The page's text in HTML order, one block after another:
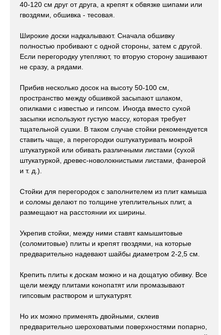
40-120 см друг от друга, а крепят к обвязке шипами или
гвоздями, обшивка - тесовая.
Широкие доски надкалывают. Сначала обшивку
полностью пробивают с одной стороны, затем с другой.
Если перегородку утепляют, то вторую сторону зашивают
не сразу, а рядами.
Прибив несколько досок на высоту 50-100 см,
пространство между обшивкой засыпают шлаком,
опилками с известью и гипсом. Иногда вместо сухой
засыпки используют густую массу, которая требует
тщательной сушки. В таком случае стойки рекомендуется
ставить чаще, а перегородки оштукатуривать мокрой
штукатуркой или обивать различными листами (сухой
штукатуркой, древес-новолокнистыми листами, фанерой
и т. д.).
Стойки для перегородок с заполнителем из плит камыша
и соломы делают по толщине утеплительных плит, а
размещают на расстоянии их ширины.
Укрепив стойки, между ними ставят камышитовые
(соломитовые) плиты и крепят гвоздями, на которые
предварительно надевают шайбы диаметром 2-2,5 см.
Крепить плиты к доскам можно и на дощатую обивку. Все
щели между плитами конопатят или промазывают
гипсовым раствором и штукатурят.
Но их можно применять двойными, склеив
предварительно шероховатыми поверхностями попарно,